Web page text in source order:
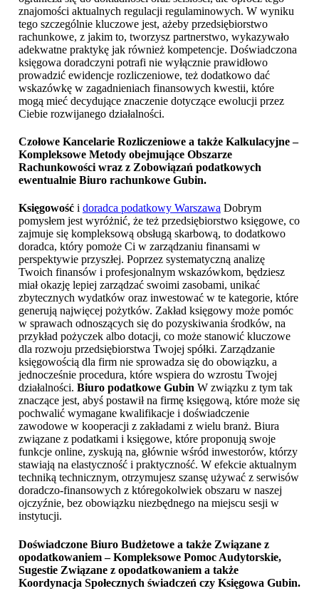
znajomości aktualnych regulacji regulaminowych. W wyniku
tego szczególnie kluczowe jest, ażeby przedsiębiorstwo
rachunkowe, z jakim to, tworzysz partnerstwo, wykazywało
adekwatne praktykę jak również kompetencje. Doświadczona
księgowa doradczyni potrafi nie wyłącznie prawidłowo
prowadzić ewidencje rozliczeniowe, też dodatkowo dać
wskazówkę w zagadnieniach finansowych kwestii, które
mogą mieć decydujące znaczenie dotyczące ewolucji przez
Ciebie rozwijanego działalności.
Czołowe Kancelarie Rozliczeniowe a także Kalkulacyjne –
Kompleksowe Metody obejmujące Obszarze
Rachunkowości wraz z Zobowiązań podatkowych
ewentualnie Biuro rachunkowe Gubin.
Księgowość i doradca podatkowy Warszawa Dobrym
pomysłem jest wyróżnić, że też przedsiębiorstwo księgowe, co
zajmuje się kompleksową obsługą skarbową, to dodatkowo
doradca, który pomoże Ci w zarządzaniu finansami w
perspektywie przyszłej. Poprzez systematyczną analizę
Twoich finansów i profesjonalnym wskazówkom, będziesz
miał okazję lepiej zarządzać swoimi zasobami, unikać
zbytecznych wydatków oraz inwestować w te kategorie, które
generują najwięcej pożytków. Zakład księgowy może pomóc
w sprawach odnoszących się do pozyskiwania środków, na
przykład pożyczek albo dotacji, co może stanowić kluczowe
dla rozwoju przedsiębiorstwa Twojej spółki. Zarządzanie
księgowością dla firm nie sprowadza się do obowiązku, a
jednocześnie procedura, które wspiera do wzrostu Twojej
działalności. Biuro podatkowe Gubin W związku z tym tak
znaczące jest, abyś postawił na firmę księgową, które może się
pochwalić wymagane kwalifikacje i doświadczenie
zawodowe w kooperacji z zakładami z wielu branż. Biura
związane z podatkami i księgowe, które proponują swoje
funkcje online, zyskują na, głównie wśród inwestorów, którzy
stawiają na elastyczność i praktyczność. W efekcie aktualnym
techniką technicznym, otrzymujesz szansę używać z serwisów
doradczo-finansowych z któregokolwiek obszaru w naszej
ojczyźnie, bez obowiązku niezbędnego na miejscu sesji w
instytucji.
Doświadczone Biuro Budżetowe a także Związane z
opodatkowaniem – Kompleksowe Pomoc Audytorskie,
Sugestie Związane z opodatkowaniem a także
Koordynacja Społecznych świadczeń czy Księgowa Gubin.